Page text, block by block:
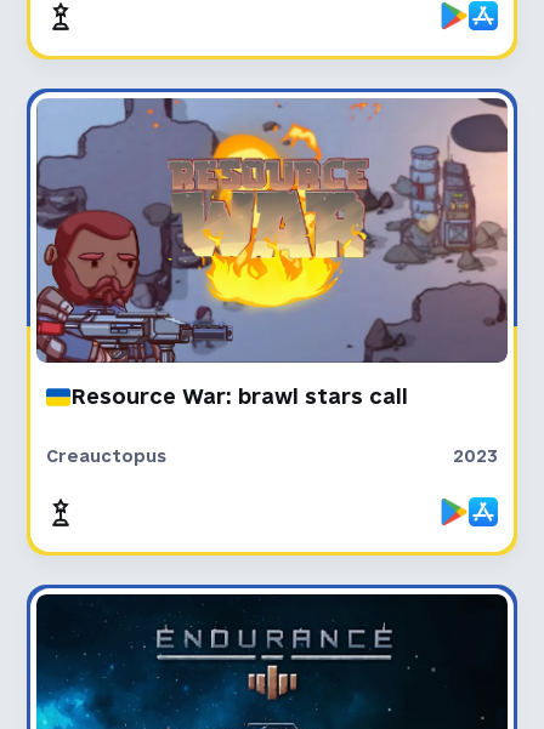
Resource War: brawl stars call
Creauctopus 2023